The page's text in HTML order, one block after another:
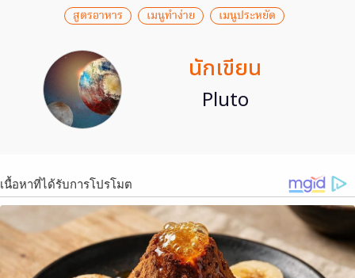
สูตรอาหาร เมนูทำง่าย เมนูประหยัด
นักเขียน
Pluto
เนื้อหาที่ได้รับการโปรโมต